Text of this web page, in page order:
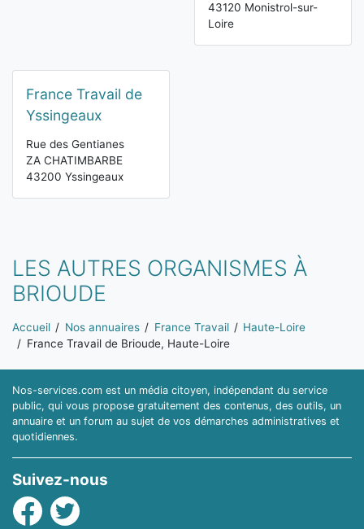
43120 Monistrol-sur-
Loire
France Travail de
Yssingeaux
Rue des Gentianes
ZA CHATIMBARBE
43200 Yssingeaux
LES AUTRES ORGANISMES À
BRIOUDE
Vous êtes ici:
Accueil Nos annuaires France Travail
Haute-Loire
France Travail de Brioude, Haute-Loire
Nos-services.com est un média citoyen, indépendant du service
public, qui vous propose gratuitement des contenus, des outils, un
annuaire et un forum au sujet de vos démarches administratives et
quotidiennes.
Suivez-nous
Facebook
Twitter